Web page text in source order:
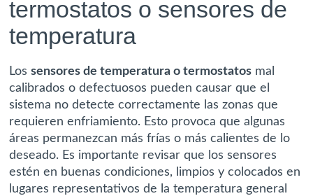
termostatos o sensores de
temperatura
Lossensores de temperatura o termostatos mal
calibrados o defectuosos pueden causar que el
sistema no detecte correctamente las zonas que
requieren enfriamiento. Esto provoca que algunas
áreas permanezcan más frías o más calientes de lo
deseado. Es importante revisar que los sensores
estén en buenas condiciones, limpios y colocados en
lugares representativos de la temperatura general